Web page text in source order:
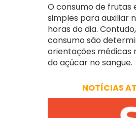
O consumo de
simples para auxiliar
horas do dia.
consumo são
orientações médicas
do açúcar no sangue.
NOTÍCIAS